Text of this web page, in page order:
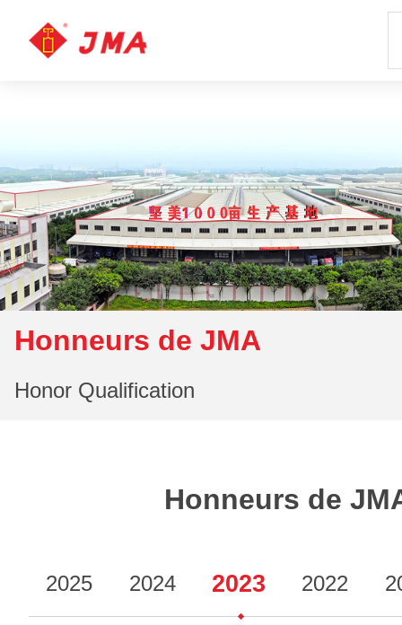
Honneurs de JMA
Honor Qualification
Honneurs de
2025 2024 2023 2022